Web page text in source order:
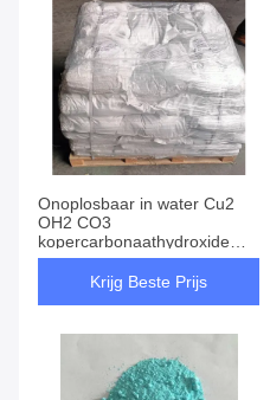
Onoplosbaar in water Cu2
OH2 CO3
kopercarbonaathydroxide
poeder voor coatings en
Krijg Beste Prijs